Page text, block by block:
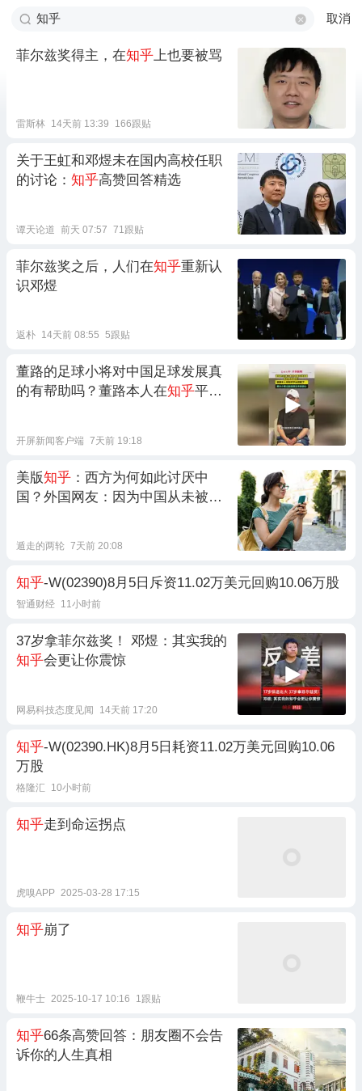
取消
菲尔兹奖得主，在知乎上也要被骂
雷斯林 14天前 13:39 166跟贴
关于王虹和邓煜未在国内高校任职
的讨论： 知乎高赞回答精选
谭天论道 前天 07:57 71跟贴
菲尔兹奖之后，人们在知乎重新认
识邓煜
返朴 14天前 08:55 5跟贴
董路的足球小将对中国足球发展真
的有帮助吗？董路本人在知乎平台
开屏新闻客户端 7天前 19:18
美版知乎 ：西方为何如此讨厌中
国？外国网友：因为中国从未被征
遁走的两轮 7天前 20:08
知乎-W(02390)8月5日斥资11.02万美元回购10.06万股
智通财经 11小时前
37岁拿菲尔兹奖！ 邓煜：其实我的
知乎会更让你震惊
网易科技态度见闻 14天前 17:20
知乎-W(02390.HK)8月5日耗资11.02万美元回购10.06
万股
格隆汇 10小时前
知乎走到命运拐点
虎嗅APP 2025-03-28 17:15
知乎崩了
鞭牛士 2025-10-17 10:16 1跟贴
知乎66条高赞回答：朋友圈不会告
诉你的人生真相